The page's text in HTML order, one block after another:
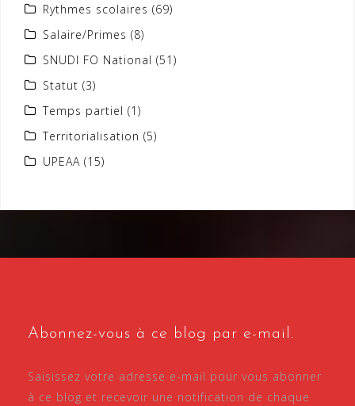
Rythmes scolaires (69)
Salaire/Primes (8)
SNUDI FO National (51)
Statut (3)
Temps partiel (1)
Territorialisation (5)
UPEAA (15)
Abonnez-vous à ce blog par e-mail.
Saisissez votre adresse e-mail pour vous abonner
à ce blog et recevoir une notification de chaque